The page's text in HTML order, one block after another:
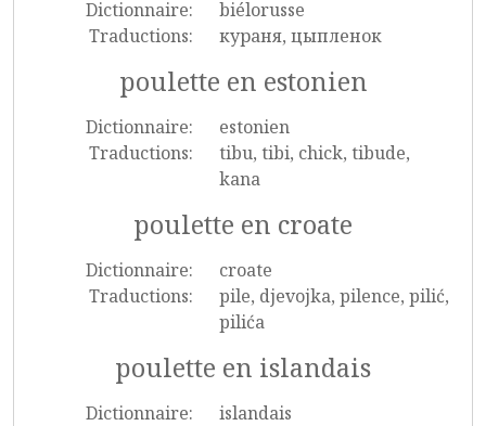
Dictionnaire:
biélorusse
Traductions:
кураня, цыпленок
poulette en estonien
Dictionnaire:
estonien
Traductions:
tibu, tibi, chick, tibude,
kana
poulette en croate
Dictionnaire:
croate
Traductions:
pile, djevojka, pilence, pilić,
pilića
poulette en islandais
Dictionnaire:
islandais